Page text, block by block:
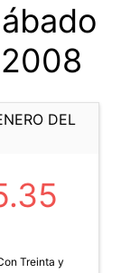
DEL
Treinta y